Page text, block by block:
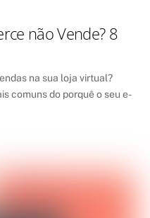
não Vende? 8
na sua loja virtual?
comuns do porquê o seu e-